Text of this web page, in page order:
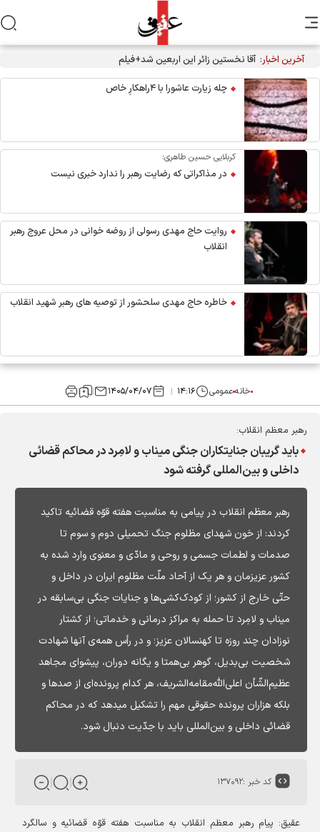
آخرین اخبار: آقا نخستین زائر این اربعین شد+فیلم
چله زیارت عاشورا با ۴راهکارِ خاص
کربلایی حسین طاهری:
در مذاکراتی که رضایت رهبر را ندارد خبری نیست
روایت حاج مهدی رسولی از روضه خوانی در محل عروج رهبر
انقلاب
خاطره حاج مهدی سلحشور از توصیه های رهبر شهید انقلاب
خانهعمومی ۱۴:۱۶ ۱۴۰۵/۰۴/۰۷
رهبر معظم انقلاب:
باید گریبان جنایتکاران جنگی میناب و لامِرد در محاکم قضائی
داخلی و بین‌المللی گرفته شود
رهبر معظم انقلاب در پیامی به مناسبت هفته قوّه قضائیه تاکید
کردند: از خون شهدای مظلوم جنگ تحمیلی دوم و سوم تا
صدمات و لطمات جسمی و روحی و مادّی و معنوی وارد شده به
کشور عزیزمان و هر یک از آحاد ملّت مظلوم ایران در داخل و
حتّی خارج از کشور؛ از کودک‌کشی‌ها و جنایات جنگی بی‌سابقه در
میناب و لامِرد تا حمله به مراکز درمانی و خدماتی؛ از کشتار
نوزادان چند روزه تا کهنسالان عزیز؛ و در رأس همه‌ی‌ آنها شهادت
شخصیت بی‌بدیل، گوهر بی‌همتا و یگانه دوران، پیشوای مجاهد
عظیم‌الشّأن اعلی‌الله‌مقامه‌الشریف، هر کدام پرونده‌ای از صدها و
بلکه هزاران پرونده حقوقی مهم را تشکیل میدهد که در محاکم
قضائی داخلی و بین‌المللی باید با جدّیت دنبال شود.
کد خبر :۱۳۷۰۹۲
عقیق:پیام رهبر معظم انقلاب به مناسبت هفته قوّه قضائیه و سالگرد